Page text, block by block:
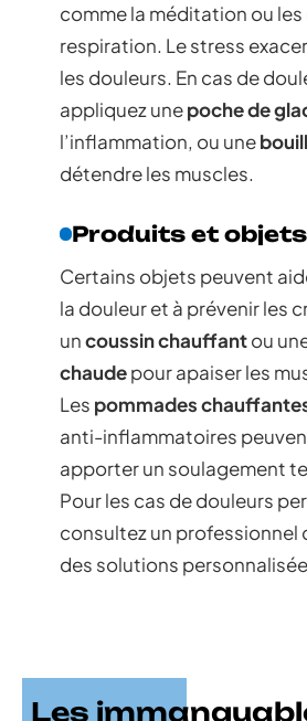
comme la méditation ou
respiration. Le stress
les douleurs. En cas de
appliquez unepoche de
l’inflammation, ou une
détendre les muscles.
Produits et
Certains objets peuvent
la douleur et à prévenir les
uncoussin chauffantou
chaudepour apaiser les
Les pommades
anti-inflammatoires
apporter un soulagement
Pour les cas de douleurs
consultez un professionnel
des solutions
Les